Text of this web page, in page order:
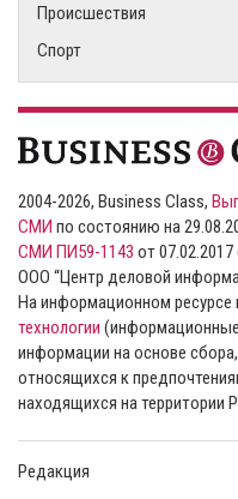
Происшествия
Спорт
2004-2026, Business Class,
СМИ по состоянию на
СМИ ПИ59-1143 от 07.02.2017
ООО “Центр деловой
На информационном ресурсе
технологии (информационные
информации на основе
относящихся к
находящихся на территории
Редакция